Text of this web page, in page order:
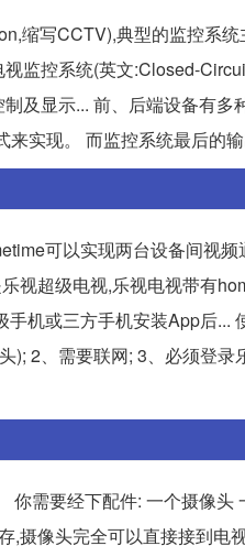
缩写CCTV),典型的监控系
监控系统(英文:Closed-
及显示... 前、后端设备有多
实现。 而监控系统最后的输
可以实现两台设备间视
视超级电视,乐视电视带有
机或三方手机安装App后...
2、需要联网; 3、必须登
需要经下配件: 一个摄像头
摄像头完全可以直接接到电